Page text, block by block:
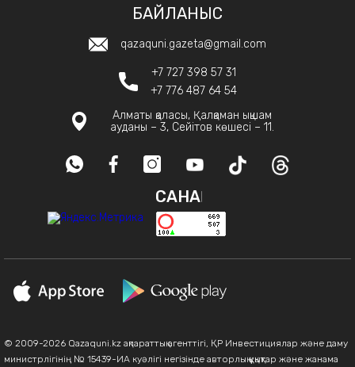
БАЙЛАНЫС
qazaquni.gazeta@gmail.com
+7 727 398 57 31
+7 776 487 64 54
Алматы қаласы, Қалқаман ықшам
ауданы – 3, Сейітов көшесі – 11.
САНАҚ
© 2009-2026 Qazaquni.kz ақпараттық агенттігі, ҚР Инвестициялар және даму
министрлігінің № 15439-ИА куәлігі негізінде авторлық құқықтар және жанама